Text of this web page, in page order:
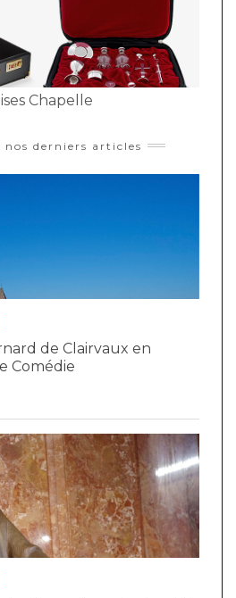
Chapelle
nos derniers articles
de Clairvaux en
Comédie